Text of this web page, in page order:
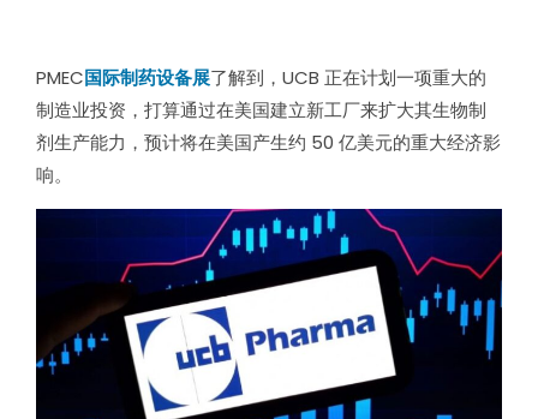
PMEC国际制药设备展了解到，UCB 正在计划一项重大的
制造业投资，打算通过在美国建立新工厂来扩大其生物制
剂生产能力，预计将在美国产生约 50 亿美元的重大经济影
响。